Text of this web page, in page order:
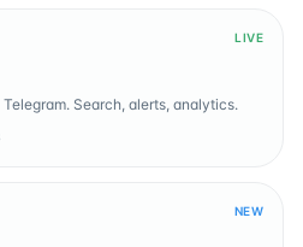
LIVE
Search, alerts, analytics.
NEW